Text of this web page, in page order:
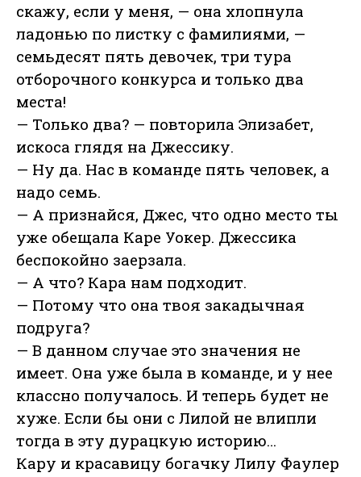
скажу, если у меня, — она хлопнула
ладонью по листку с фамилиями, —
семьдесят пять девочек, три тура
отборочного конкурса и только два
места!
— Только два? — повторила Элизабет,
искоса глядя на Джессику.
— Ну да. Нас в команде пять человек, а
надо семь.
— А признайся, Джес, что одно место ты
уже обещала Каре Уокер. Джессика
беспокойно заерзала.
— А что? Кара нам подходит.
— Потому что она твоя закадычная
подруга?
— В данном случае это значения не
имеет. Она уже была в команде, и у нее
классно получалось. И теперь будет не
хуже. Если бы они с Лилой не влипли
тогда в эту дурацкую историю…
Кару и красавицу богачку Лилу Фаулер